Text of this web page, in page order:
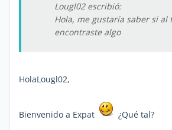
Lougl02 escribió:
Hola, me gustaría saber si al
encontraste algo
HolaLougl02,
Bienvenido a Expat ¿Qué tal?